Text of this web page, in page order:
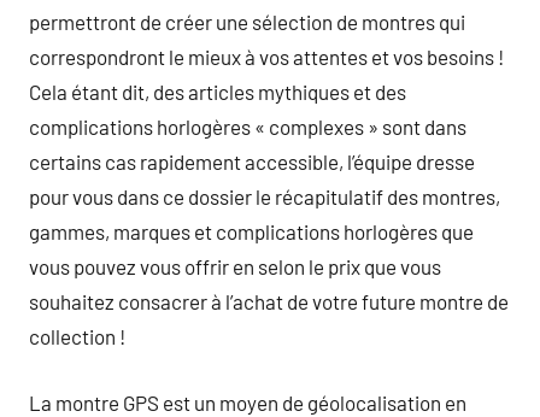
permettront de créer une sélection de montres qui
correspondront le mieux à vos attentes et vos besoins !
Cela étant dit, des articles mythiques et des
complications horlogères « complexes » sont dans
certains cas rapidement accessible, l’équipe dresse
pour vous dans ce dossier le récapitulatif des montres,
gammes, marques et complications horlogères que
vous pouvez vous offrir en selon le prix que vous
souhaitez consacrer à l’achat de votre future montre de
collection !
La montre GPS est un moyen de géolocalisation en